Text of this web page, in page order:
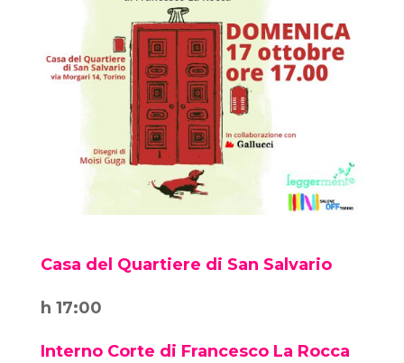
Casa del Quartiere di San Salvario
h 17:00
Interno Corte di Francesco La Rocca